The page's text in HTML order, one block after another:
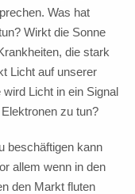
Was hat
Wirkt die Sonne
die stark
Licht auf unserer
Licht in ein Signal
zu tun?
beschäftigen kann
allem wenn in den
den Markt fluten